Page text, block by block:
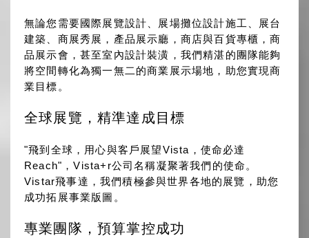
無論您需要國際展覽設計 展場攤位設計施工
展台
建築
商展秀展 ， 產品展示廳 ， 商店與百貨專櫃 ，商
品展示會 ，甚至室內設計裝潢 ，我們精湛的團隊能夠
將空間轉化為獨一無二的商業展示場地，助您實現商
業目標。
全球展覽，精準達成目標
"飛到全球，用心與客戶展望Vista，使命必達
Reach"，Vista+r公司名稱凝聚著我們的使命。
Vistar飛事達 ，我們積極參與世界各地的展覽，助您
成功拓展事業版圖。
專業團隊，預算掌控成功